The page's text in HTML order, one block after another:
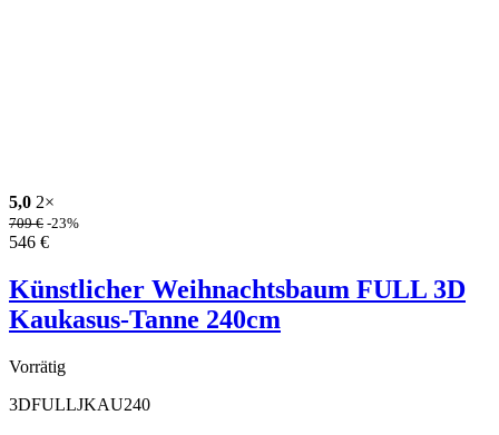
5,0 2×
709€ -23%
546 €
Künstlicher Weihnachtsbaum FULL 3D
Kaukasus-Tanne 240cm
Vorrätig
3DFULLJKAU240